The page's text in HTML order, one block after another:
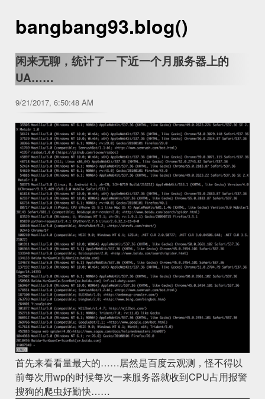
bangbang93.blog()
闲来无聊，统计了一下近一个月服务器上的
UA……
9/21/2017, 6:50:48 AM
首先来看看量最大的……居然是百度云观测，怪不得以
前每次用wp的时候每次一来服务器就收到CPU占用报警
搜狗的爬虫好勤快……